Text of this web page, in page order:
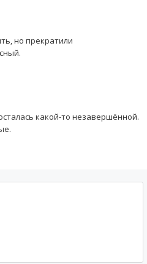
но прекратили
какой-то незавершённой.